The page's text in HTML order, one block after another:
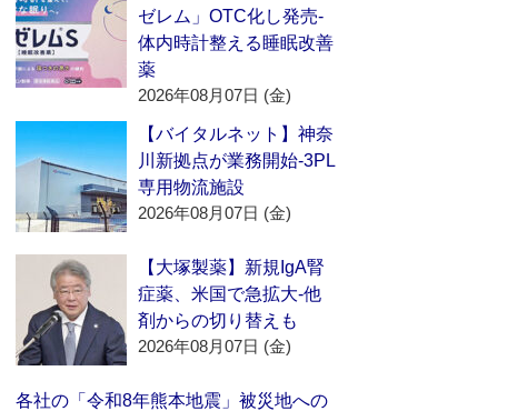
ゼレム」OTC化し発売‐
体内時計整える睡眠改善
薬
2026年08月07日 (金)
【バイタルネット】神奈
川新拠点が業務開始‐3PL
専用物流施設
2026年08月07日 (金)
【大塚製薬】新規IgA腎
症薬、米国で急拡大‐他
剤からの切り替えも
2026年08月07日 (金)
各社の「令和8年熊本地震」被災地への